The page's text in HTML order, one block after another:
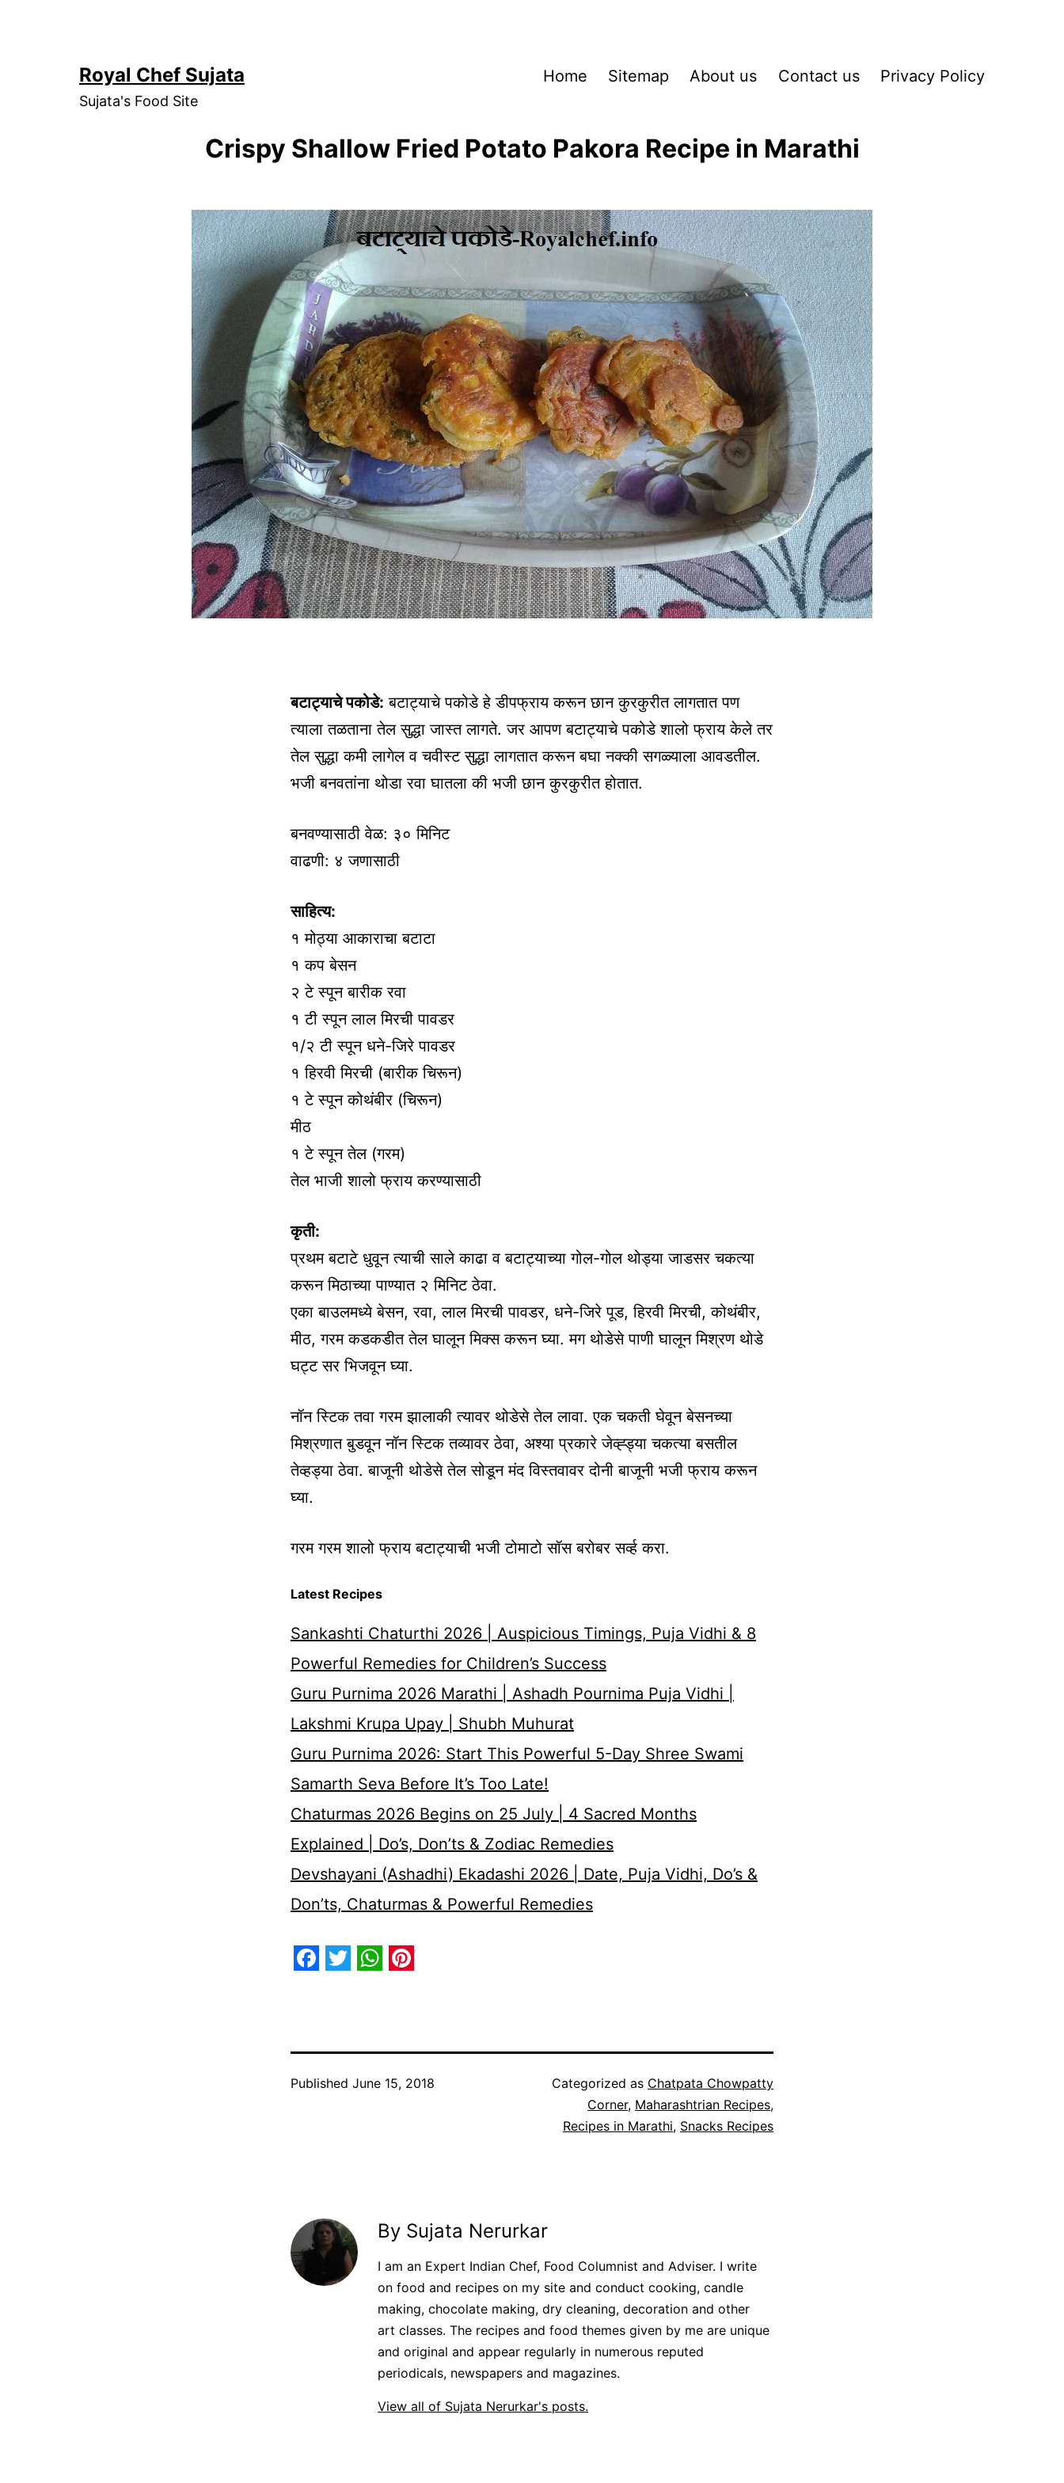
Royal Chef Sujata
Sujata's Food Site
Home Sitemap About us Contact us Privacy Policy
Crispy Shallow Fried Potato Pakora Recipe in Marathi
बटाट्याचे पकोडे: बटाट्याचे पकोडे हे डीपफ्राय करून छान कुरकुरीत लागतात पण
त्याला तळताना तेल सुद्धा जास्त लागते. जर आपण बटाट्याचे पकोडे शालो फ्राय केले तर
तेल सुद्धा कमी लागेल व चवीस्ट सुद्धा लागतात करून बघा नक्की सगळ्याला आवडतील.
भजी बनवतांना थोडा रवा घातला की भजी छान कुरकुरीत होतात.
बनवण्यासाठी वेळ: ३० मिनिट
वाढणी: ४ जणासाठी
साहित्य:
१ मोठ्या आकाराचा बटाटा
१ कप बेसन
२ टे स्पून बारीक रवा
१ टी स्पून लाल मिरची पावडर
१/२ टी स्पून धने-जिरे पावडर
१ हिरवी मिरची (बारीक चिरून)
१ टे स्पून कोथंबीर (चिरून)
मीठ
१ टे स्पून तेल (गरम)
तेल भाजी शालो फ्राय करण्यासाठी
कृती:
प्रथम बटाटे धुवून त्याची साले काढा व बटाट्याच्या गोल-गोल थोड्या जाडसर चकत्या
करून मिठाच्या पाण्यात २ मिनिट ठेवा.
एका बाउलमध्ये बेसन, रवा, लाल मिरची पावडर, धने-जिरे पूड, हिरवी मिरची, कोथंबीर,
मीठ, गरम कडकडीत तेल घालून मिक्स करून घ्या. मग थोडेसे पाणी घालून मिश्रण थोडे
घट्ट सर भिजवून घ्या.
नॉन स्टिक तवा गरम झालाकी त्यावर थोडेसे तेल लावा. एक चकती घेवून बेसनच्या
मिश्रणात बुडवून नॉन स्टिक तव्यावर ठेवा, अश्या प्रकारे जेव्ह्ड्या चकत्या बसतील
तेव्हड्या ठेवा. बाजूनी थोडेसे तेल सोडून मंद विस्तवावर दोनी बाजूनी भजी फ्राय करून
घ्या.
गरम गरम शालो फ्राय बटाट्याची भजी टोमाटो सॉस बरोबर सर्व्ह करा.
Latest Recipes
Sankashti Chaturthi 2026 | Auspicious Timings, Puja Vidhi & 8
Powerful Remedies for Children’s Success
Guru Purnima 2026 Marathi | Ashadh Pournima Puja Vidhi |
Lakshmi Krupa Upay | Shubh Muhurat
Guru Purnima 2026: Start This Powerful 5-Day Shree Swami
Samarth Seva Before It’s Too Late!
Chaturmas 2026 Begins on 25 July | 4 Sacred Months
Explained | Do’s, Don’ts & Zodiac Remedies
Devshayani (Ashadhi) Ekadashi 2026 | Date, Puja Vidhi, Do’s &
Don’ts, Chaturmas & Powerful Remedies
Published June 15, 2018 Categorized as Chatpata Chowpatty
Corner, Maharashtrian Recipes,
Recipes in Marathi, Snacks Recipes
By Sujata Nerurkar
I am an Expert Indian Chef, Food Columnist and Adviser. I write
on food and recipes on my site and conduct cooking, candle
making, chocolate making, dry cleaning, decoration and other
art classes. The recipes and food themes given by me are unique
and original and appear regularly in numerous reputed
periodicals, newspapers and magazines.
View all of Sujata Nerurkar's posts.